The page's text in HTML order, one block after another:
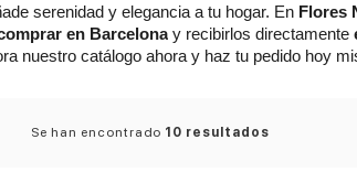
serenidad y elegancia a tu hogar. En Flores
en Barcelona y recibirlos directamente
nuestro catálogo ahora y haz tu pedido hoy
Se han encontrado 10 resultados